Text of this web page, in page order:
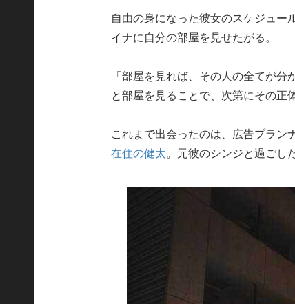
自由の身になった彼女のスケジュー
イナに自分の部屋を見せたがる。
「部屋を見れば、その人の全てが
と部屋を見ることで、次第にその正
これまで出会ったのは、広告プラン
在住の健太。元彼のシンジと過ごし